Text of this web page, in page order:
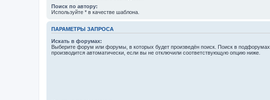
Поиск по автору:
Используйте * в качестве шаблона.
ПАРАМЕТРЫ ЗАПРОСА
Искать в форумах:
Выберите форум или форумы, в которых будет произведён поиск. Поиск в подфорумах
производится автоматически, если вы не отключили соответствующую опцию ниже.